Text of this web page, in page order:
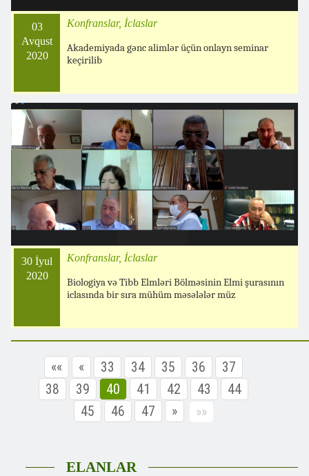
03
Avqust
2020
Konfranslar, İclaslar
Akademiyada gənc alimlər üçün onlayn seminar
keçirilib
30 İyul
2020
Konfranslar, İclaslar
Biologiya və Tibb Elmləri Bölməsinin Elmi şurasının
iclasında bir sıra mühüm məsələlər müz
«« « 33 34 35 36
37
38
39 40 41 42 43
44
45
46 47 » »»
ELANLAR